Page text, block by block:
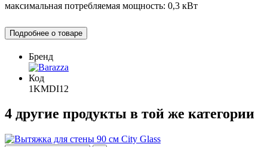
максимальная потребляемая мощность: 0,3 кВт
Подробнее о товаре
Бренд
Код
1KMDI12
4 другие продукты в той же категории